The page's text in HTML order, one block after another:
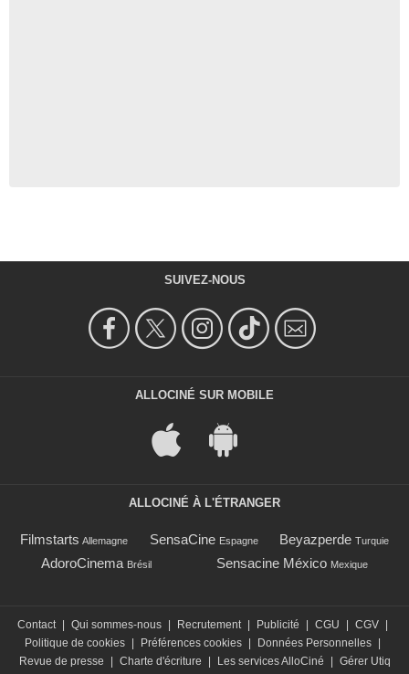
SUIVEZ-NOUS
ALLOCINÉ SUR MOBILE
ALLOCINÉ À L'ÉTRANGER
Filmstarts Allemagne SensaCine Espagne Beyazperde Turquie
AdoroCinema Brésil Sensacine México Mexique
Contact Qui sommes-nous Recrutement Publicité CGU CGV
Politique de cookies
Préférences cookies Données Personnelles
Revue de presse
Charte d'écriture Les services AlloCiné
Gérer Utiq